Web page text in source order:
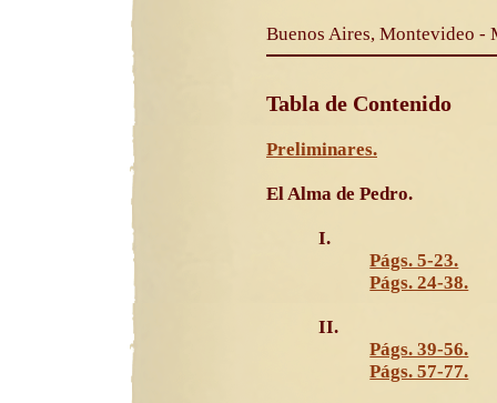
Buenos Aires, Montevideo -
Tabla de Contenido
Preliminares.
El Alma de Pedro.
I.
Págs. 5-23.
Págs. 24-38.
II.
Págs. 39-56.
Págs. 57-77.